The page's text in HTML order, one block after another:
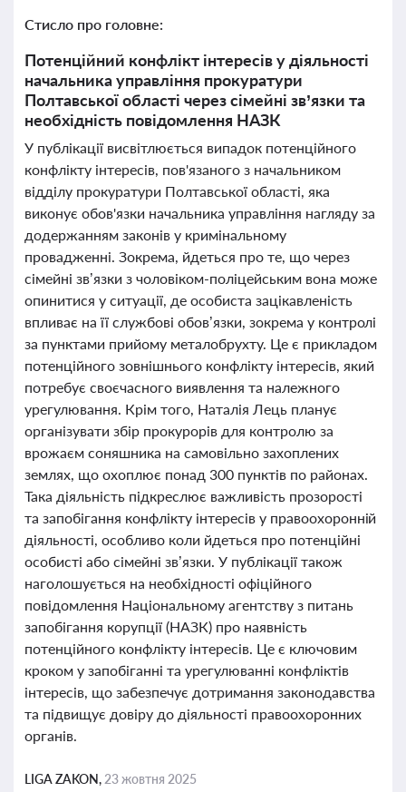
Стисло про головне:
Потенційний конфлікт інтересів у діяльності
начальника управління прокуратури
Полтавської області через сімейні зв’язки та
необхідність повідомлення НАЗК
У публікації висвітлюється випадок потенційного
конфлікту інтересів, пов'язаного з начальником
відділу прокуратури Полтавської області, яка
виконує обов'язки начальника управління нагляду за
додержанням законів у кримінальному
провадженні. Зокрема, йдеться про те, що через
сімейні зв’язки з чоловіком-поліцейським вона може
опинитися у ситуації, де особиста зацікавленість
впливає на її службові обов’язки, зокрема у контролі
за пунктами прийому металобрухту. Це є прикладом
потенційного зовнішнього конфлікту інтересів, який
потребує своєчасного виявлення та належного
урегулювання. Крім того, Наталія Лець планує
організувати збір прокурорів для контролю за
врожаєм соняшника на самовільно захоплених
землях, що охоплює понад 300 пунктів по районах.
Така діяльність підкреслює важливість прозорості
та запобігання конфлікту інтересів у правоохоронній
діяльності, особливо коли йдеться про потенційні
особисті або сімейні зв’язки. У публікації також
наголошується на необхідності офіційного
повідомлення Національному агентству з питань
запобігання корупції (НАЗК) про наявність
потенційного конфлікту інтересів. Це є ключовим
кроком у запобіганні та урегулюванні конфліктів
інтересів, що забезпечує дотримання законодавства
та підвищує довіру до діяльності правоохоронних
органів.
LIGA ZAKON, 23 жовтня 2025